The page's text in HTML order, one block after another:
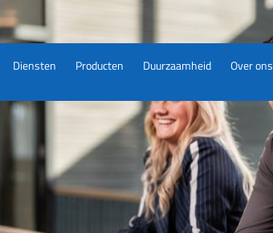
Diensten Producten Duurzaamheid Over ons